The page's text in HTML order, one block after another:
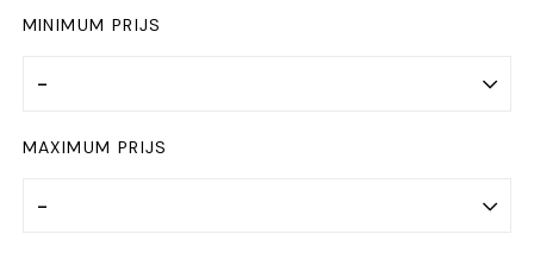
MINIMUM PRIJS
MAXIMUM PRIJS